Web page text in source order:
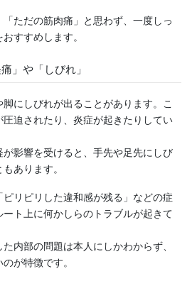
ただの筋肉痛」と思わず、一度しっ
すすめします。
」や「しびれ」
にしびれが出ることがあります。こ
迫されたり、炎症が起きたりしてい
影響を受けると、手先や足先にしび
あります。
ピリピリした違和感が残る」などの症
ト上に何かしらのトラブルが起きて
内部の問題は本人にしかわからず、
が特徴です。